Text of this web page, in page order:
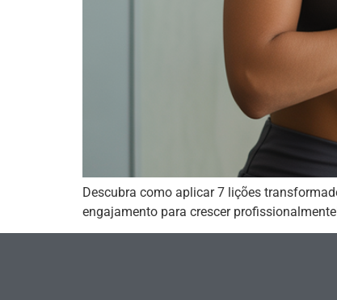
Descubra como aplicar 7 lições
engajamento para crescer